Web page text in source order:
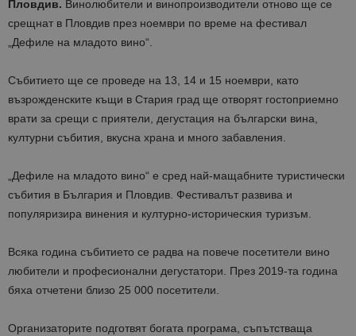
Пловдив. Винолюбители и винопроизводители отново ще се
срещнат в Пловдив през ноември по време на фестивал
„Дефиле на младото вино“.
Събитието ще се проведе на 13, 14 и 15 ноември, като
възрожденските къщи в Стария град ще отворят гостоприемно
врати за срещи с приятели, дегустация на български вина,
културни събития, вкусна храна и много забавления.
„Дефиле на младото вино“ е сред най-мащабните туристически
събития в България и Пловдив. Фестивалът развива и
популяризира винения и културно-историческия туризъм.
Всяка година събитието се радва на повече посетители вино
любители и професионални дегустатори. През 2019-та година
бяха отчетени близо 25 000 посетители.
Организаторите подготвят богата програма, съпътстваща